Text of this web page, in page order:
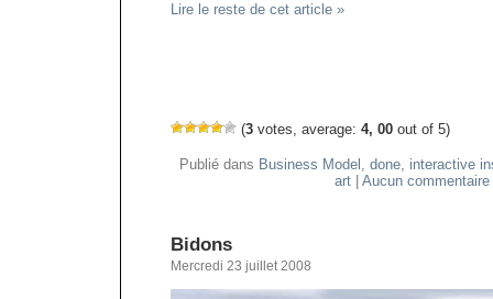
Lire le reste de cet article »
(3 votes, average: 4, 00 out of 5)
Publié dans Business Model , done, interactive
art
Aucun commentaire
Bidons
Mercredi 23 juillet 2008